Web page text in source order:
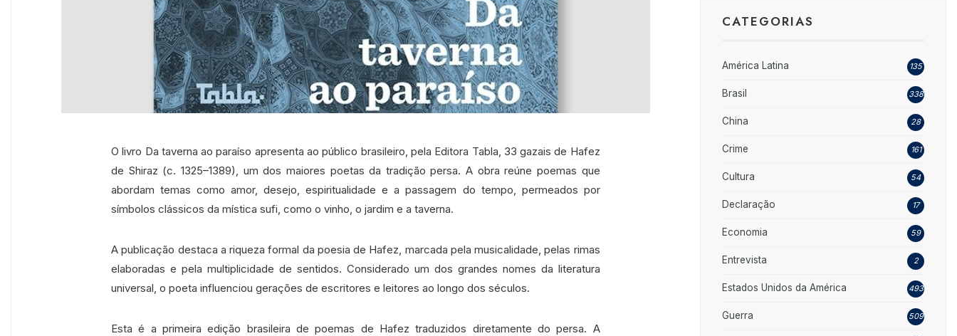
O livro Da taverna ao paraíso apresenta ao público brasileiro, pela Editora Tabla, 33 gazais de Hafez
de Shiraz (c. 1325–1389), um dos maiores poetas da tradição persa. A obra reúne poemas que
abordam temas como amor, desejo, espiritualidade e a passagem do tempo, permeados por
símbolos clássicos da mística sufi, como o vinho, o jardim e a taverna.
A publicação destaca a riqueza formal da poesia de Hafez, marcada pela musicalidade, pelas rimas
elaboradas e pela multiplicidade de sentidos. Considerado um dos grandes nomes da literatura
universal, o poeta influenciou gerações de escritores e leitores ao longo dos séculos.
Esta é a primeira edição brasileira de poemas de Hafez traduzidos diretamente do persa. A
CATEGORIAS
América Latina 135
Brasil 338
China 28
Crime 161
Cultura 54
Declaração 17
Economia 59
Entrevista 2
Estados Unidos da América 493
Guerra 509